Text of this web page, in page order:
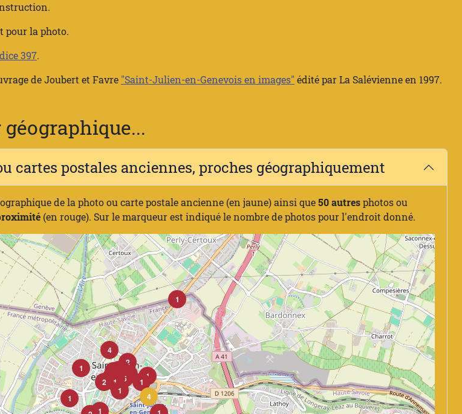
pour la photo.
397.
de Joubert et Favre "Saint-Julien-en-Genevois en images" édité par La Salévienne en 1997.
cartes postales anciennes, proches géographiquement
de la photo ou carte postale ancienne (en jaune) ainsi que50 autresphotos ou
(en rouge). Sur le marqueur est indiqué le nombre de photos pour l'endroit donné.
4
1
1
5
1
1
2
1
1
1
41
2
1
4
1
1
1